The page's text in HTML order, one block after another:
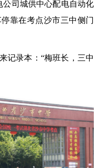
司城供中心配电自动化
靠在考点沙市三中侧门
录本：“梅班长，三中